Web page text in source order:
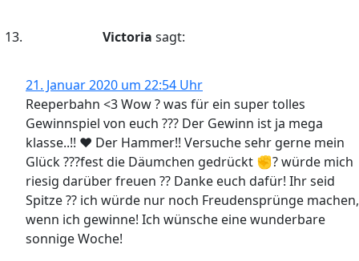
Victoria sagt:
21. Januar 2020 um 22:54 Uhr
Reeperbahn <3 Wow ? was für ein super tolles
Gewinnspiel von euch ??? Der Gewinn ist ja mega
klasse..!! ❤ Der Hammer!! Versuche sehr gerne mein
Glück ???fest die Däumchen gedrückt ✊? würde mich
riesig darüber freuen ?? Danke euch dafür! Ihr seid
Spitze ?? ich würde nur noch Freudensprünge machen,
wenn ich gewinne! Ich wünsche eine wunderbare
sonnige Woche!